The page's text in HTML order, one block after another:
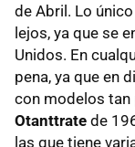
de Abril. Lo
lejos, ya que se
Unidos. En
pena, ya que en
con modelos
Otanttrate de
las que tiene